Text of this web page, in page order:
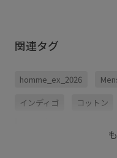
関連タグ
homme_ex_2026
インディゴ コットン